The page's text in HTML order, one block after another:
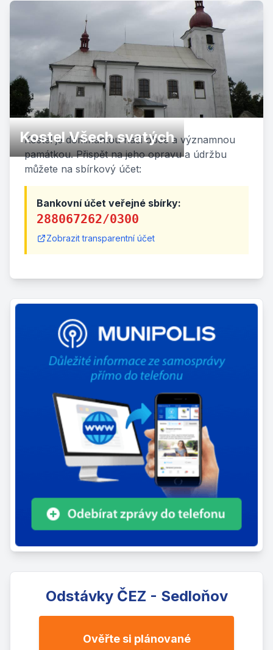
Kostel Všech svatých
Kostel je dominantou naší obce a významnou
památkou. Přispět na jeho opravu a údržbu
můžete na sbírkový účet:
Bankovní účet veřejné sbírky:
288067262/0300
Zobrazit transparentní účet
Odstávky ČEZ - Sedloňov
Ověřte si plánované